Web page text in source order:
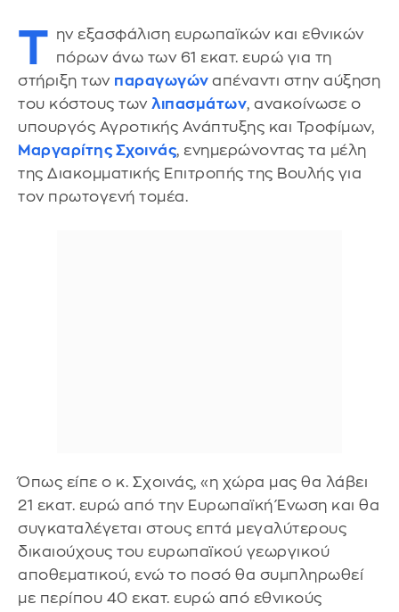
Τ ην εξασφάλιση ευρωπαϊκών και εθνικών
πόρων άνω των 61 εκατ. ευρώ για τη
στήριξη των παραγωγών απέναντι στην αύξηση
του κόστους των λιπασμάτων, ανακοίνωσε ο
υπουργός Αγροτικής Ανάπτυξης και Τροφίμων,
Μαργαρίτης Σχοινάς, ενημερώνοντας τα μέλη
της Διακομματικής Επιτροπής της Βουλής για
τον πρωτογενή τομέα.
Όπως είπε ο κ. Σχοινάς, «η χώρα μας θα λάβει
21 εκατ. ευρώ από την Ευρωπαϊκή Ένωση και θα
συγκαταλέγεται στους επτά μεγαλύτερους
δικαιούχους του ευρωπαϊκού γεωργικού
αποθεματικού, ενώ το ποσό θα συμπληρωθεί
με περίπου 40 εκατ. ευρώ από εθνικούς